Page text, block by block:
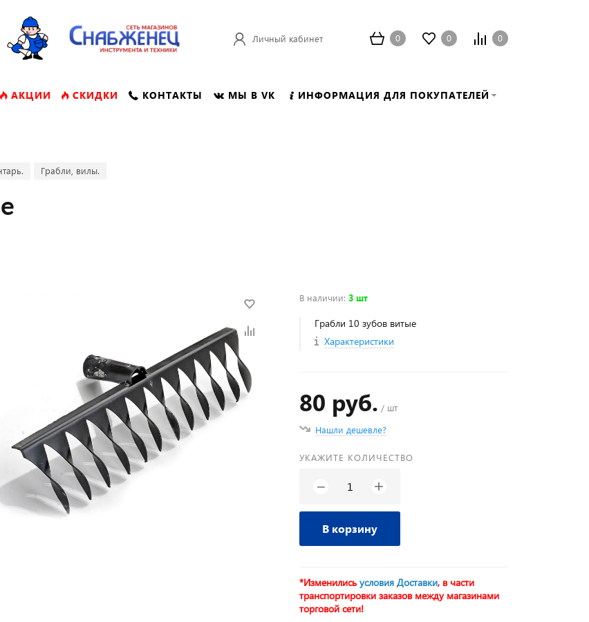
Личный кабинет 0 0 0
АКЦИИ СКИДКИ КОНТАКТЫ МЫ В VK ИНФОРМАЦИЯ ДЛЯ ПОКУПАТЕЛЕЙ
Грабли, вилы.
В наличии: 3 шт
Грабли 10 зубов витые
Характеристики
80 руб. / шт
Нашли дешевле?
УКАЖИТЕ КОЛИЧЕСТВО
− +
В корзину
*Изменилисьусловия Доставки, в части
транспортировки заказов между магазинами
торговой сети!